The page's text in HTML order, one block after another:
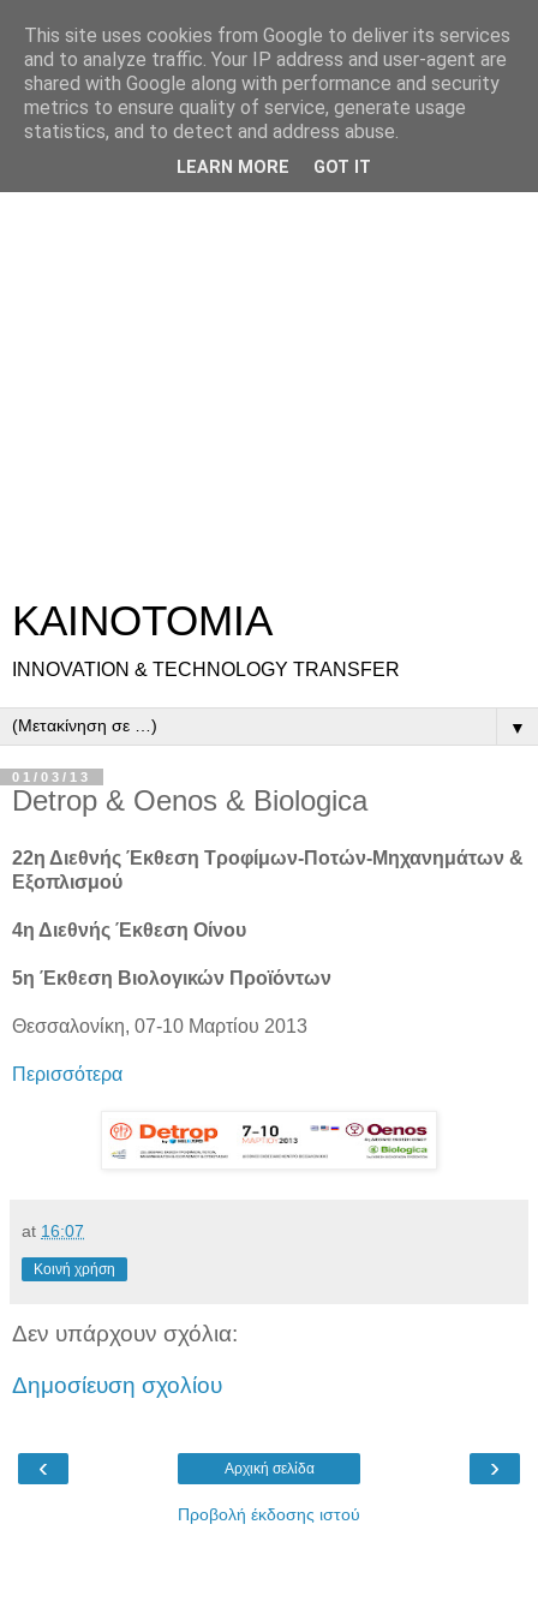
ΚΑΙΝΟΤΟΜΙΑ
INNOVATION & TECHNOLOGY TRANSFER
▼
01/03/13
Detrop & Oenos & Biologica
22η Διεθνής Έκθεση Τροφίμων-Ποτών-Μηχανημάτων &
Εξοπλισμού
4η Διεθνής Έκθεση Οίνου
5η Έκθεση Βιολογικών Προϊόντων
Θεσσαλονίκη, 07-10 Μαρτίου 2013
Περισσότερα
at 16:07
Κοινή χρήση
Δεν υπάρχουν σχόλια:
Δημοσίευση σχολίου
‹ ›
Αρχική σελίδα
Προβολή έκδοσης ιστού
This site uses cookies from Google to deliver its services
and to analyze traffic. Your IP address and user-agent are
shared with Google along with performance and security
metrics to ensure quality of service, generate usage
statistics, and to detect and address abuse.
LEARN MORE GOT IT